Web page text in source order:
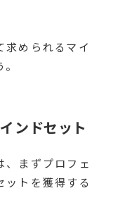
求められるマイ
ンドセット
、まずプロフェ
ットを獲得する